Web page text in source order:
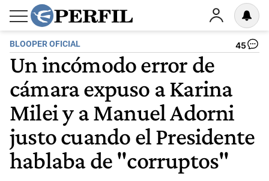
BLOOPER OFICIAL 45
Un incómodo error de
cámara expuso a Karina
Milei y a Manuel Adorni
justo cuando el Presidente
hablaba de "corruptos"